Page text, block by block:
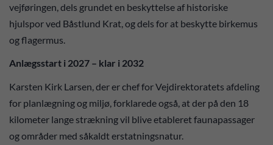
vejføringen, dels grundet en beskyttelse af historiske
hjulspor ved Båstlund Krat, og dels for at beskytte birkemus
og flagermus.
Anlægsstart i 2027 – klar i 2032
Karsten Kirk Larsen, der er chef for Vejdirektoratets afdeling
for planlægning og miljø, forklarede også, at der på den 18
kilometer lange strækning vil blive etableret faunapassager
og områder med såkaldt erstatningsnatur.